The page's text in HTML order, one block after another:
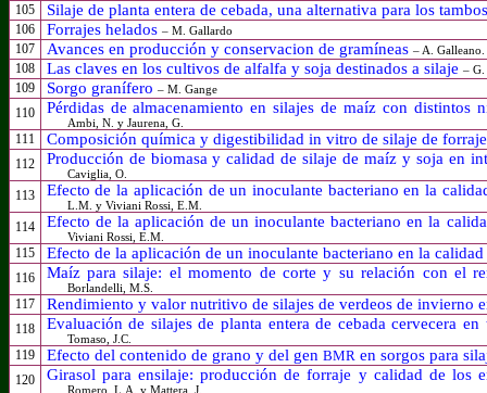
105 Silaje de planta entera de cebada, una alternativa para los
106 Forrajes helados – M. Gallardo
107 Avances en producción y conservacion de gramíneas – A. Galleano.
108 Las claves en los cultivos de alfalfa y soja destinados a silaje – G.
109 Sorgo granífero – M. Gange
110 Pérdidas de almacenamiento en silajes de maíz con distintos
Ambi, N. y Jaurena, G.
111 Composición química y digestibilidad in vitro de silaje de
112 Producción de biomasa y calidad de silaje de maíz y soja en
Caviglia, O.
113 Efecto de la aplicación de un inoculante bacteriano en la
L.M. y Viviani Rossi, E.M.
114 Efecto de la aplicación de un inoculante bacteriano en la
Viviani Rossi, E.M.
115 Efecto de la aplicación de un inoculante bacteriano en la
116 Maíz para silaje: el momento de corte y su relación con el
Borlandelli, M.S.
117 Rendimiento y valor nutritivo de silajes de verdeos de invierno
118 Evaluación de silajes de planta entera de cebada cervecera
Tomaso, J.C.
119 Efecto del contenido de grano y del gen BMR en sorgos para
120 Girasol para ensilaje: producción de forraje y calidad de los
Romero, L.A. y Mattera, J.